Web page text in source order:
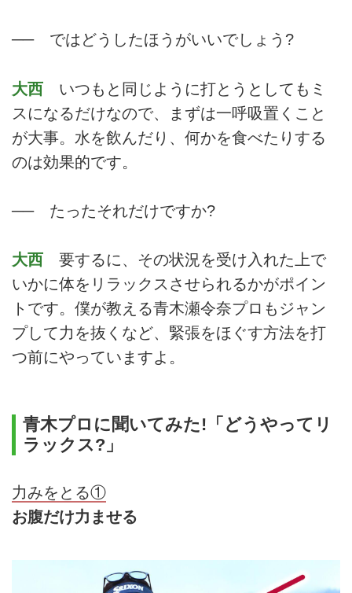
── ではどうしたほうがいいでしょう?
大西 いつもと同じように打とうとしてもミ
スになるだけなので、まずは一呼吸置くこと
が大事。水を飲んだり、何かを食べたりする
のは効果的です。
── たったそれだけですか?
大西 要するに、その状況を受け入れた上で
いかに体をリラックスさせられるかがポイン
トです。僕が教える青木瀬令奈プロもジャン
プして力を抜くなど、緊張をほぐす方法を打
つ前にやっていますよ。
青木プロに聞いてみた!「どうやってリ
ラックス?」
力みをとる①
お腹だけ力ませる